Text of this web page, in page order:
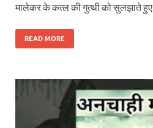
मालेकर के कत्ल की गुत्थी को सुलझाते
READ MORE